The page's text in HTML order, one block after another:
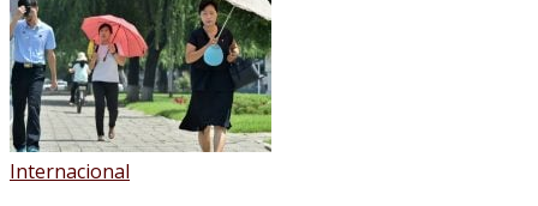
Internacional